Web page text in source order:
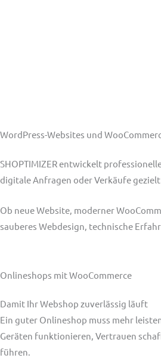
WordPress-Websites und
SHOPTIMIZER entwickelt
digitale Anfragen oder Verkäufe
Ob neue Website, moderner
sauberes Webdesign, technische
Onlineshops mit WooCommerce
Damit Ihr Webshop zuverlässig läuft
Ein guter Onlineshop muss mehr
Geräten funktionieren, Vertrauen
führen.